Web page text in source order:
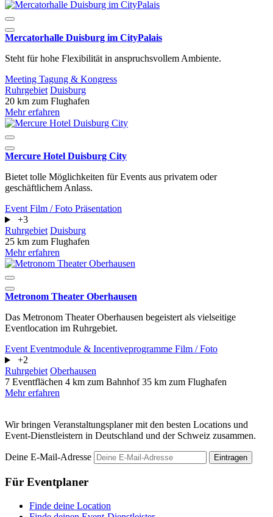
Mercatorhalle Duisburg im CityPalais
Steht für hohe Flexibilität in anspruchsvollem Ambiente.
Meeting Tagung & Kongress
Ruhrgebiet Duisburg
20 km zum Flughafen
Mehr erfahren
Mercure Hotel Duisburg City
Bietet tolle Möglichkeiten für Events aus privatem oder
geschäftlichem Anlass.
Event Film / Foto Präsentation
+3
Ruhrgebiet Duisburg
25 km zum Flughafen
Mehr erfahren
Metronom Theater Oberhausen
Das Metronom Theater Oberhausen begeistert als vielseitige
Eventlocation im Ruhrgebiet.
Event Eventmodule & Incentiveprogramme Film / Foto
+2
Ruhrgebiet Oberhausen
7 Eventflächen 4 km zum Bahnhof35 km zum Flughafen
Mehr erfahren
Wir bringen Veranstaltungsplaner mit den besten Locations und
Event-Dienstleistern in Deutschland und der Schweiz zusammen.
Deine E-Mail-Adresse Eintragen
Für Eventplaner
Finde deine Location